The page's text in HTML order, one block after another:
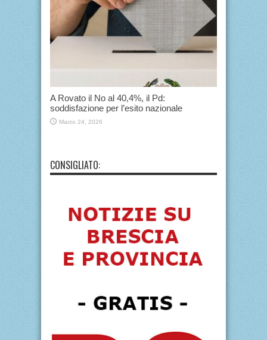
A Rovato il No al 40,4%, il Pd:
soddisfazione per l’esito nazionale
Marzo 24, 2026
CONSIGLIATO: